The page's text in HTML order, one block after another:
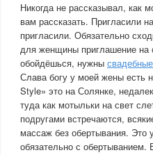
Никогда не рассказывал, как
вам рассказать. Пригласили
пригласили. Обязательно
для женщины приглашение на
обойдёшься, нужны
Слава богу у моей жены есть
Style» это на Солянке,
туда как мотыльки на свет
подругами встречаются,
массаж без обертывания.
обязательно с обертыванием.